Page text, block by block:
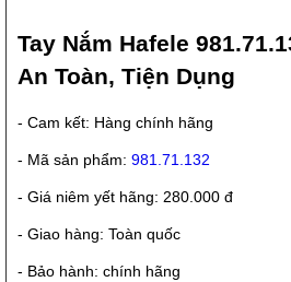
Tay Nắm Hafele
An Toàn, Tiện Dụng
- Cam kết: Hàng chính hãng
- Mã sản phẩm: 981.71.132
- Giá niêm yết hãng: 280.000 đ
- Giao hàng: Toàn quốc
- Bảo hành: chính hãng